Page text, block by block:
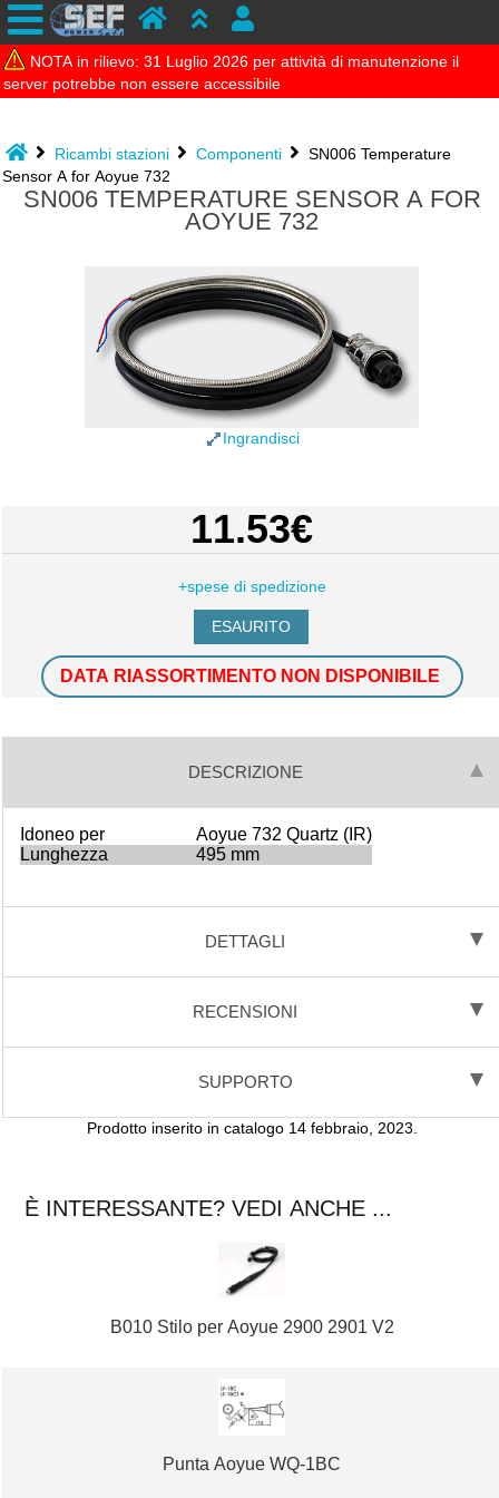
server potrebbe non essere accessibile
Ricambi stazioni Componenti
SN006 Temperature
Sensor A for Aoyue 732
SN006 TEMPERATURE SENSOR A FOR
AOYUE 732
Ingrandisci
11.53€
+spese di spedizione
DATA RIASSORTIMENTO NON DISPONIBILE
DESCRIZIONE
Idoneo per
Aoyue 732 Quartz (IR)
Lunghezza
495 mm
DETTAGLI
RECENSIONI
SUPPORTO
Prodotto inserito in catalogo 14 febbraio, 2023.
È INTERESSANTE? VEDI ANCHE ...
B010 Stilo per Aoyue 2900 2901 V2
Punta Aoyue WQ-1BC